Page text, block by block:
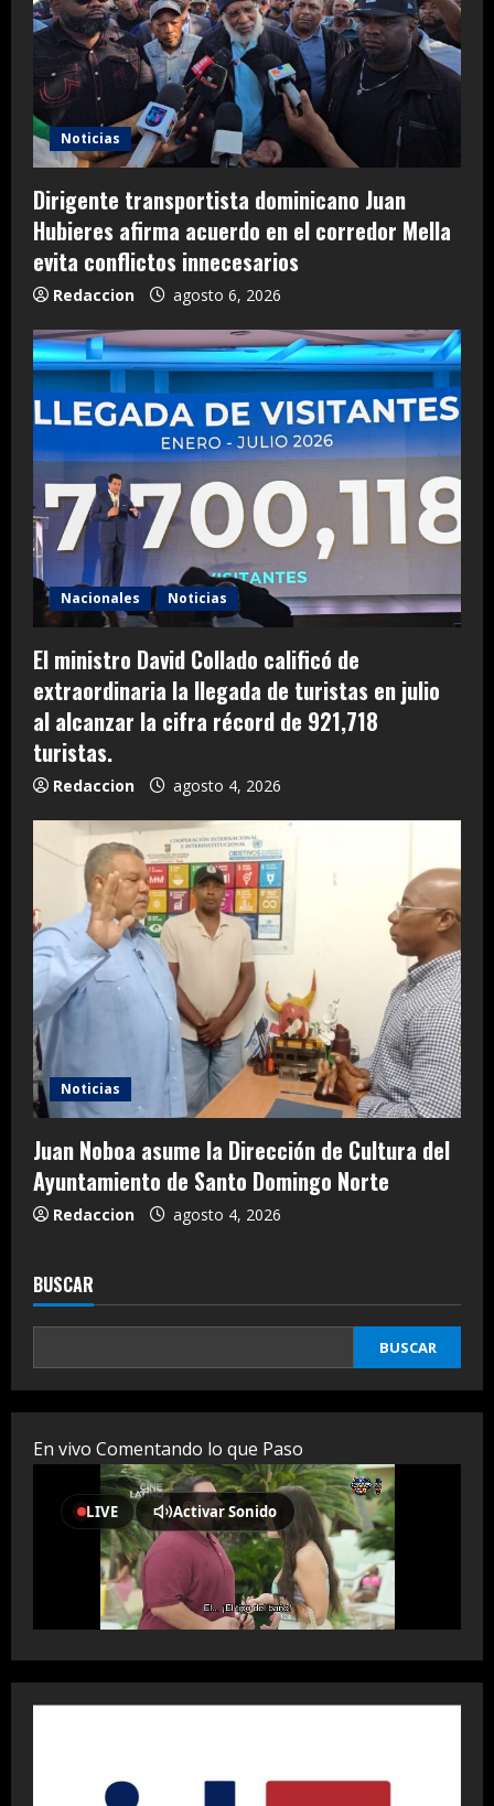
Noticias
Dirigente transportista dominicano Juan
Hubieres afirma acuerdo en el corredor Mella
evita conflictos innecesarios
Redaccion agosto 6, 2026
Nacionales Noticias
El ministro David Collado calificó de
extraordinaria la llegada de turistas en julio
al alcanzar la cifra récord de 921,718
turistas.
Redaccion agosto 4, 2026
Noticias
Juan Noboa asume la Dirección de Cultura del
Ayuntamiento de Santo Domingo Norte
Redaccion agosto 4, 2026
BUSCAR
BUSCAR
En vivo Comentando lo que Paso